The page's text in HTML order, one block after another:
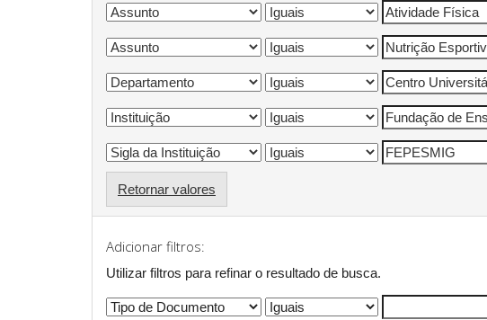
Retornar valores
Adicionar filtros:
Utilizar filtros para refinar o resultado de busca.